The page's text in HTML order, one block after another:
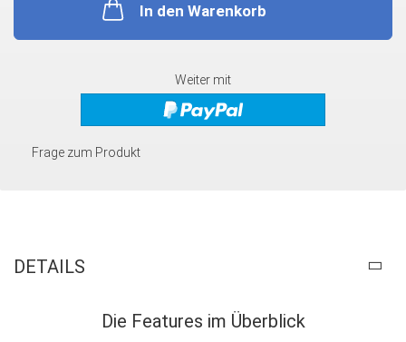
In den Warenkorb
Weiter mit
Frage zum Produkt
DETAILS
Die Features im Überblick